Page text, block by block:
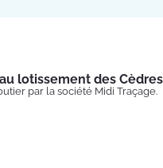
lotissement des Cèdres
par la société Midi Traçage.